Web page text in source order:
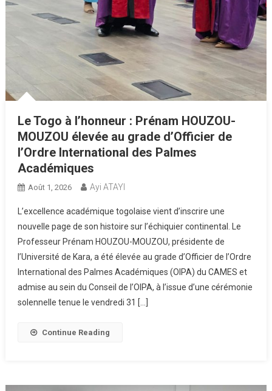
Le Togo à l’honneur : Prénam HOUZOU-
MOUZOU élevée au grade d’Officier de
l’Ordre International des Palmes
Académiques
Août 1, 2026 Ayi ATAYI
L’excellence académique togolaise vient d’inscrire une
nouvelle page de son histoire sur l’échiquier continental. Le
Professeur Prénam HOUZOU-MOUZOU, présidente de
l’Université de Kara, a été élevée au grade d’Officier de l’Ordre
International des Palmes Académiques (OIPA) du CAMES et
admise au sein du Conseil de l’OIPA, à l’issue d’une cérémonie
solennelle tenue le vendredi 31 […]
Continue Reading